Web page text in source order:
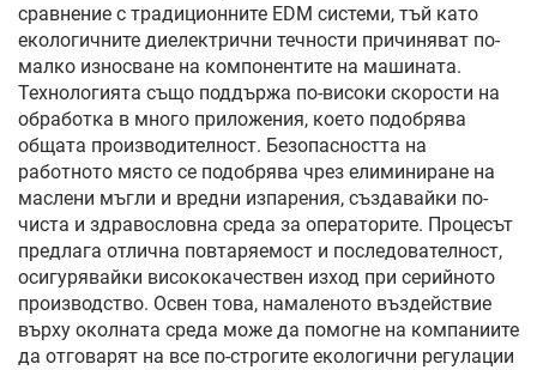
сравнение с традиционните EDM системи, тъй като
екологичните диелектрични течности причиняват по-
малко износване на компонентите на машината.
Технологията също поддържа по-високи скорости на
обработка в много приложения, което подобрява
общата производителност. Безопасността на
работното място се подобрява чрез елиминиране на
маслени мъгли и вредни изпарения, създавайки по-
чиста и здравословна среда за операторите. Процесът
предлага отлична повтаряемост и последователност,
осигурявайки висококачествен изход при серийното
производство. Освен това, намаленото въздействие
върху околната среда може да помогне на компаниите
да отговарят на все по-строгите екологични регулации